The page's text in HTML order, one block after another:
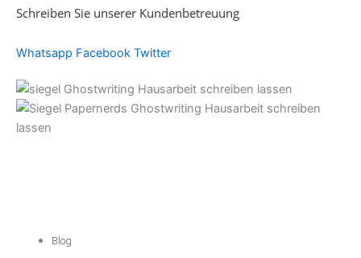
Schreiben Sie unserer Kundenbetreuung
Whatsapp Facebook Twitter
Blog